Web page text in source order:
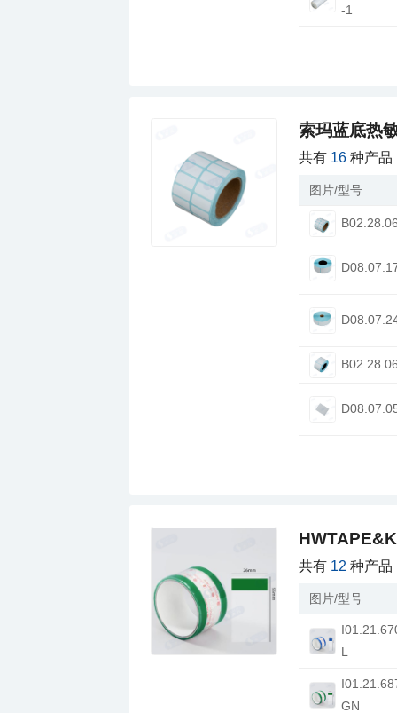
-1
索玛蓝底热
共有 16 种产品
图片/型号
共有 12 种产品
图片/型号
L
GN